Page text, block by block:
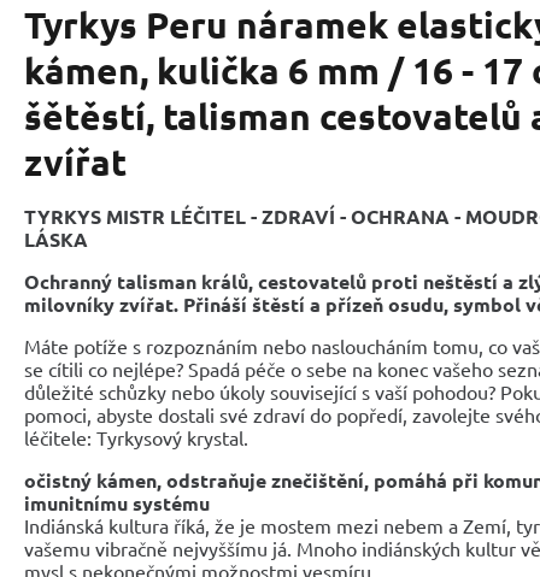
Tyrkys Peru náramek
kámen, kulička 6 mm / 16 - 17
šětěstí, talisman cestovatelů
zvířat
TYRKYS MISTR LÉČITEL - ZDRAVÍ - OCHRANA -
LÁSKA
Ochranný talisman králů, cestovatelů proti neštěstí a
milovníky zvířat. Přináší štěstí a přízeň osudu, symbol
Máte potíže s rozpoznáním nebo nasloucháním tomu, co
se cítili co nejlépe? Spadá péče o sebe na konec vašeho
důležité schůzky nebo úkoly související s vaší pohodou?
pomoci, abyste dostali své zdraví do popředí, zavolejte
léčitele: Tyrkysový krystal.
očistný kámen, odstraňuje znečištění, pomáhá při
imunitnímu systému
Indiánská kultura říká, že je mostem mezi nebem a Zemí,
vašemu vibračně nejvyššímu já. Mnoho indiánských kultur
mysl s nekonečnými možnostmi vesmíru.